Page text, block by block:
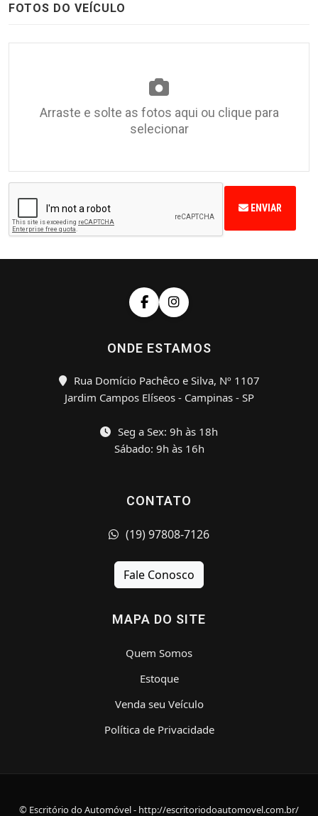
FOTOS DO VEÍCULO
Arraste e solte as fotos aqui ou clique para
selecionar
ENVIAR
ONDE ESTAMOS
Rua Domício Pachêco e Silva, Nº 1107
Jardim Campos Elíseos - Campinas - SP
Seg a Sex: 9h às 18h
Sábado: 9h às 16h
CONTATO
(19) 97808-7126
Fale Conosco
MAPA DO SITE
Quem Somos
Estoque
Venda seu Veículo
Política de Privacidade
© Escritório do Automóvel - http://escritoriodoautomovel.com.br/